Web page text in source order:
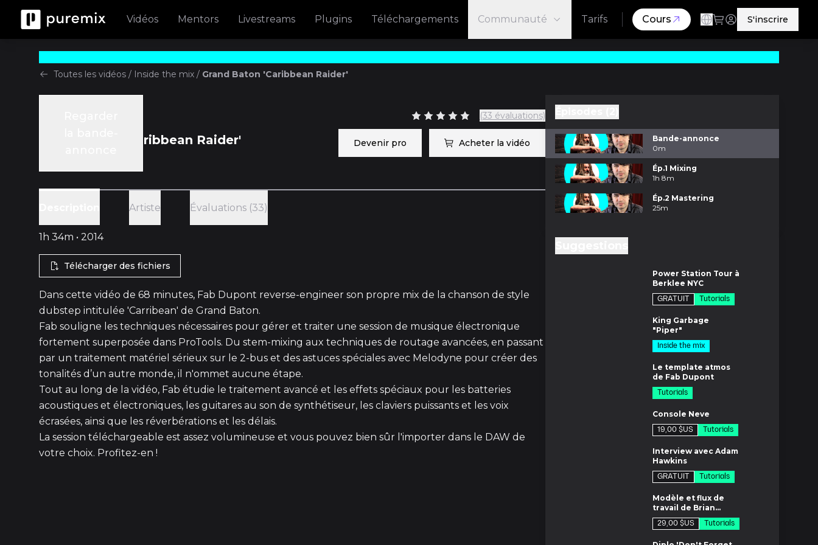
Vidéos Mentors Livestreams Plugins Téléchargements Communauté Tarifs Cours S'inscrire
Toutes les vidéos / Inside the mix / Grand Baton 'Caribbean Raider'
Grand Baton 'Caribbean Raider'
(33 évaluations)
Devenir pro Acheter la vidéo
Artiste Évaluations (33)
1h 34m • 2014
Télécharger des fichiers
Dans cette vidéo de 68 minutes, Fab Dupont reverse-engineer son propre mix de la chanson de style
dubstep intitulée 'Carribean' de Grand Baton.
Fab souligne les techniques nécessaires pour gérer et traiter une session de musique électronique
fortement superposée dans ProTools. Du stem-mixing aux techniques de routage avancées, en passant
par un traitement matériel sérieux sur le 2-bus et des astuces spéciales avec Melodyne pour créer des
tonalités d’un autre monde, il n'ommet aucune étape.
Tout au long de la vidéo, Fab étudie le traitement avancé et les effets spéciaux pour les batteries
acoustiques et électroniques, les guitares au son de synthétiseur, les claviers puissants et les voix
écrasées, ainsi que les réverbérations et les délais.
La session téléchargeable est assez volumineuse et vous pouvez bien sûr l'importer dans le DAW de
votre choix. Profitez-en !
Bande-annonce
0m
Ép.1 Mixing
1h 8m
Ép.2 Mastering
25m
Power Station Tour à
Berklee NYC
GRATUIT
Tutorials
King Garbage
"Piper"
Inside the mix
3 épisodes
Le template atmos
de Fab Dupont
Tutorials
Console Neve
19,00 $US
Tutorials
Interview avec Adam
Hawkins
GRATUIT
Tutorials
Modèle et flux de
travail de Brian
Moncarz
29,00 $US
Tutorials